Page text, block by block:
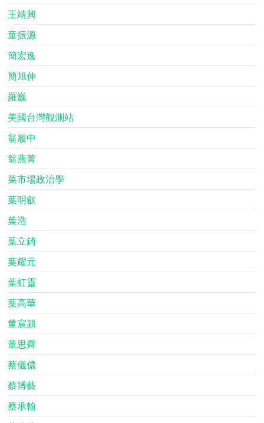
王靖興
童振源
簡宏逸
簡旭伸
羅巍
美國台灣觀測站
翁履中
翁燕菁
菜市場政治學
葉明叡
葉浩
葉立錡
葉耀元
葉虹靈
葉高華
董宸潁
董思齊
蔡儀儂
蔡博藝
蔡承翰